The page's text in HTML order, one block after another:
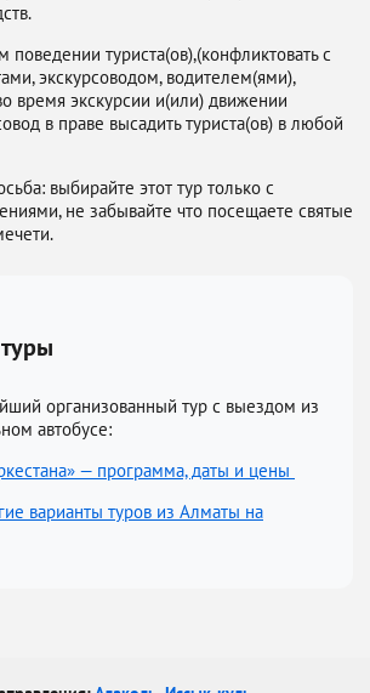
туриста(ов),(конфликтовать с
экскурсоводом, водителем(ями),
время экскурсии и(или) движении
в праве высадить туриста(ов) в любой
выбирайте этот тур только с
не забывайте что посещаете святые
организованный тур с выездом из
автобусе:
— программа, даты и цены
варианты туров из Алматы на